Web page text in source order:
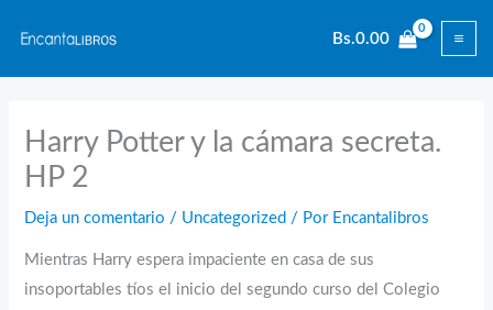
contenido
Bs.0.00
Harry Potter y la cámara secreta.
HP 2
Deja un comentario / Uncategorized / Por Encantalibros
Mientras Harry espera impaciente en casa de sus
insoportables tíos el inicio del segundo curso del Colegio